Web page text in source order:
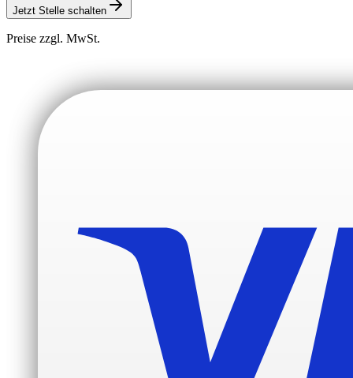
Jetzt Stelle schalten
Preise zzgl. MwSt.